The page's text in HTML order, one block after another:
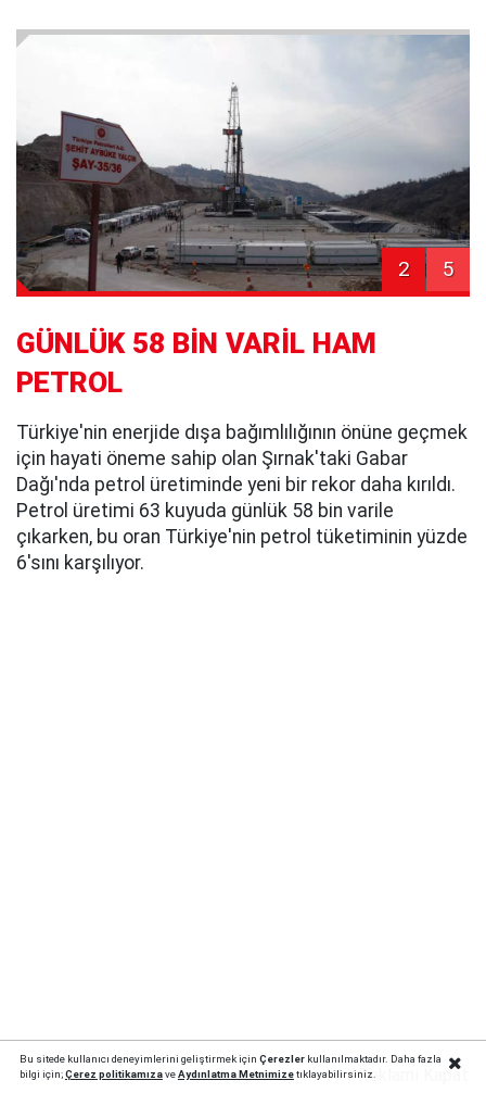
2 5
GÜNLÜK 58 BİN VARİL HAM
PETROL
Türkiye'nin enerjide dışa bağımlılığının önüne geçmek
için hayati öneme sahip olan Şırnak'taki Gabar
Dağı'nda petrol üretiminde yeni bir rekor daha kırıldı.
Petrol üretimi 63 kuyuda günlük 58 bin varile
çıkarken, bu oran Türkiye'nin petrol tüketiminin yüzde
6'sını karşılıyor.
Bu sitede kullanıcı deneyimlerini geliştirmek için Çerezlerkullanılmaktadır. Daha fazla
bilgi için;Çerez politikamızaveAydınlatma Metnimizetıklayabilirsiniz.Reklamı Kapat